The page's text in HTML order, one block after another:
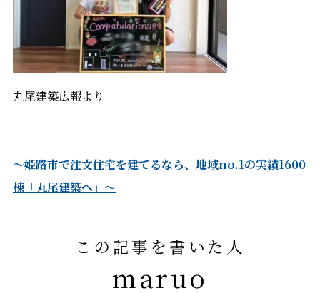
丸尾建築広報より
～姫路市で注文住宅を建てるなら、 地域no.1の実績1600
棟「丸尾建築へ」～
この記事を書いた人
maruo